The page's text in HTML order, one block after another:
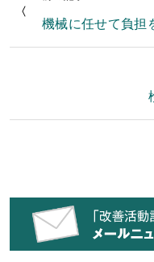
機械に任せて負担